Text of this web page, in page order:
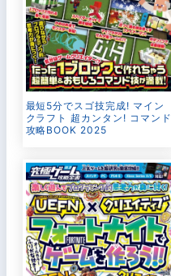
最短5分でスゴ技完成! マイン
クラフト 超カンタン! コマンド
攻略BOOK 2025